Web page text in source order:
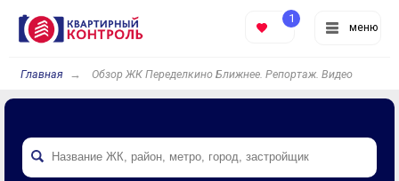
меню
1
Главная Обзор ЖК Переделкино Ближнее. Репортаж. Видео